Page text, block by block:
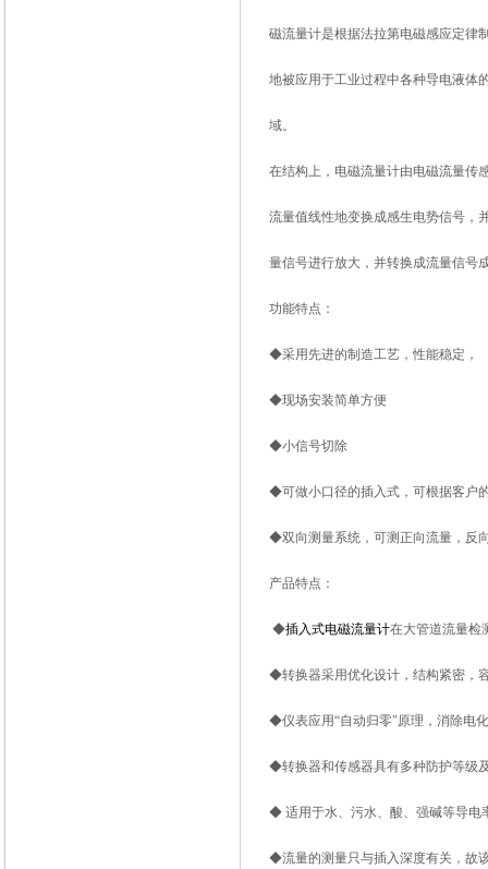
磁流量计是根据法拉第电磁感应定律
地被应用于工业过程中各种导电液体
域。
在结构上，电磁流量计由电磁流量传
流量值线性地变换成感生电势信号，
量信号进行放大，并转换成流量信号
功能特点：
◆采用先进的制造工艺，性能稳定，
◆现场安装简单方便
◆小信号切除
◆可做小口径的插入式，可根据客户
◆双向测量系统，可测正向流量，反
产品特点：
◆插入式电磁流量计在大管道流量检
◆转换器采用优化设计，结构紧密，
◆仪表应用“自动归零"原理，消除电
◆转换器和传感器具有多种防护等级
◆ 适用于水、污水、酸、强碱等导电
◆流量的测量只与插入深度有关，故